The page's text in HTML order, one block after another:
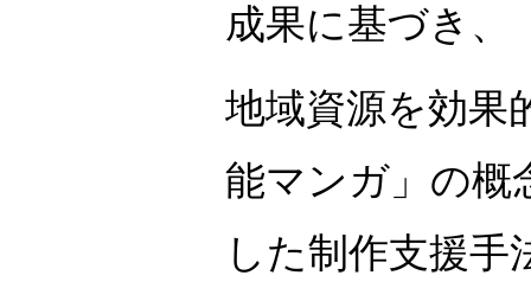
成果に基づき、
地域資源を効果
能マンガ」の概
した制作支援手